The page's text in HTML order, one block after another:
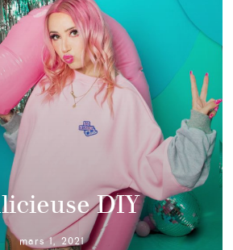
DIY
mars 1, 2021